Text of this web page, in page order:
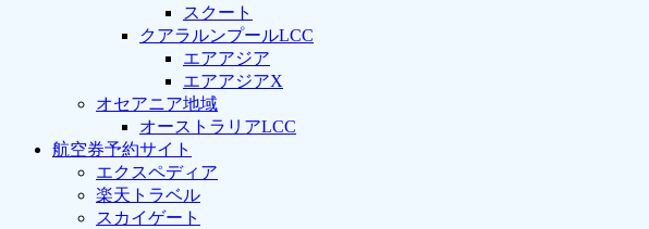
スクート
クアラルンプールLCC
エアアジア
エアアジアX
オセアニア地域
オーストラリアLCC
航空券予約サイト
エクスペディア
楽天トラベル
スカイゲート